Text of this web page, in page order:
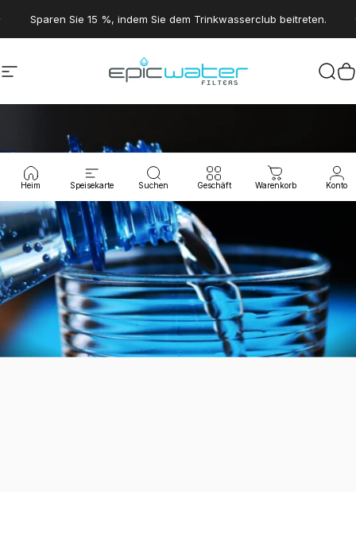
Sparen Sie 15 %, indem Sie dem Trinkwasserclub beitreten.
Seitennavigation Epic Water Filters USA
Heim Speisekarte Suchen Geschäft Warenkorb Konto